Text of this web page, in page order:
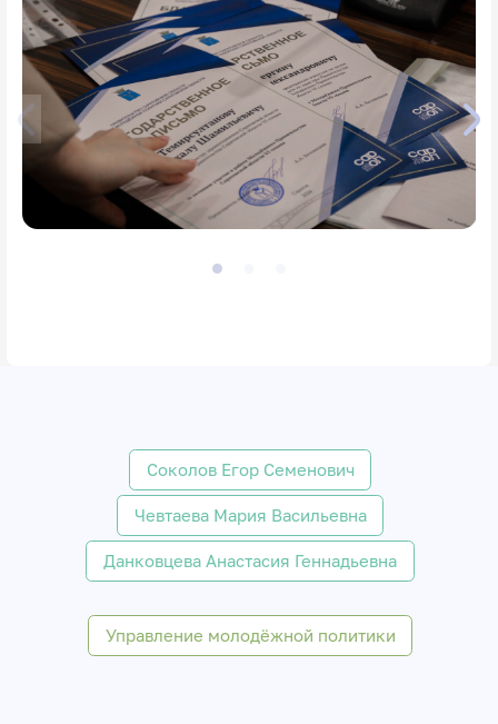
Соколов Егор Семенович
Чевтаева Мария Васильевна
Данковцева Анастасия Геннадьевна
Управление молодёжной политики